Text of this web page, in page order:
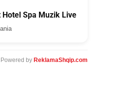
Spa Muzik Live
by ReklamaShqip.com